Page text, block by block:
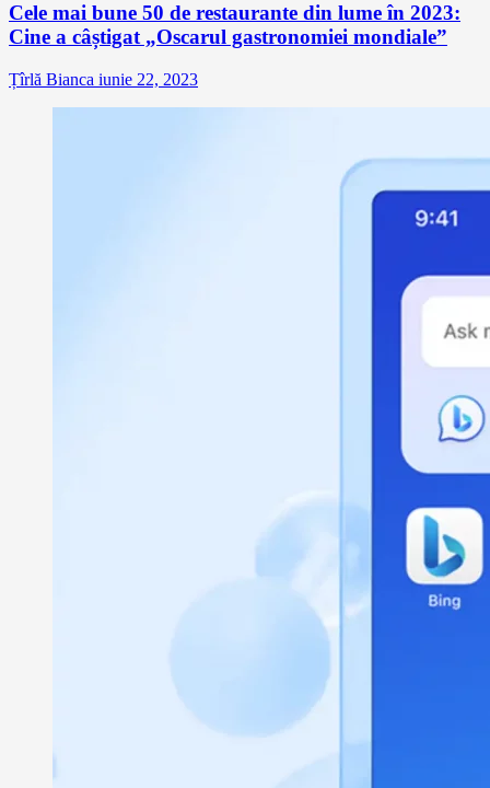
Cele mai bune 50 de restaurante din lume în 2023:
Cine a câștigat „Oscarul gastronomiei mondiale”
Țîrlă Bianca iunie 22, 2023